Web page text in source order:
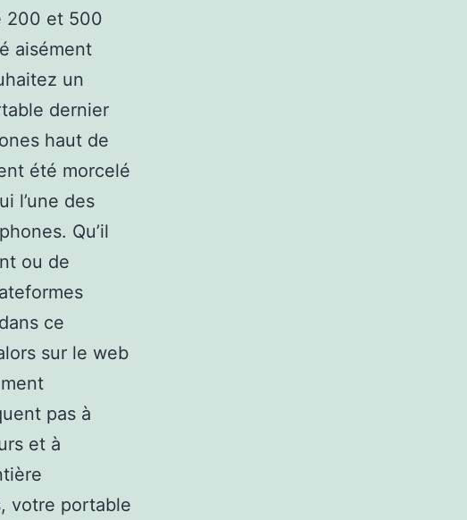
200 et 500
aisément
un
dernier
haut de
été morcelé
l’une des
Qu’il
ou de
ce
sur le web
pas à
et à
votre portable